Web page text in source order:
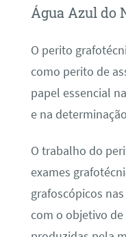
Água Azul do
O perito
como perito de
papel essencial
e na
O trabalho do
exames
grafoscópicos
com o objetivo